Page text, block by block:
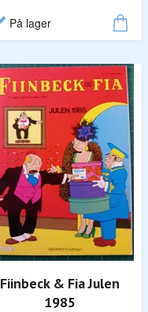
På lager
Fiinbeck & Fia Julen
1985